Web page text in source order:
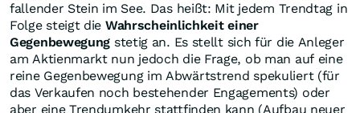
fallender Stein im See. Das heißt: Mit jedem Trendtag in
Folge steigt die Wahrscheinlichkeit einer
Gegenbewegung stetig an. Es stellt sich für die Anleger
am Aktienmarkt nun jedoch die Frage, ob man auf eine
reine Gegenbewegung im Abwärtstrend spekuliert (für
das Verkaufen noch bestehender Engagements) oder
aber eine Trendumkehr stattfinden kann (Aufbau neuer